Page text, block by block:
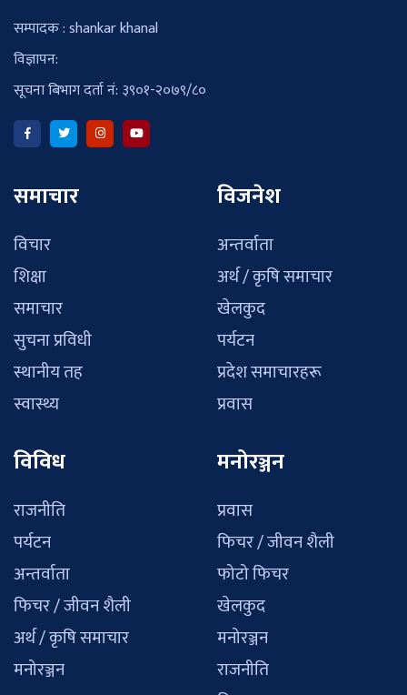
सम्पादक : shankar khanal
विज्ञापन:
सूचना बिभाग दर्ता नं: ३९०१-२०७९/८०
समाचार
विचार
शिक्षा
समाचार
सुचना प्रविधी
स्थानीय तह
स्वास्थ्य
विजनेश
अन्तर्वाता
अर्थ / कृषि समाचार
खेलकुद
पर्यटन
प्रदेश समाचारहरू
प्रवास
विविध
राजनीति
पर्यटन
अन्तर्वाता
फिचर / जीवन शैली
अर्थ / कृषि समाचार
मनोरञ्जन
मनोरञ्जन
प्रवास
फिचर / जीवन शैली
फोटो फिचर
खेलकुद
मनोरञ्जन
राजनीति